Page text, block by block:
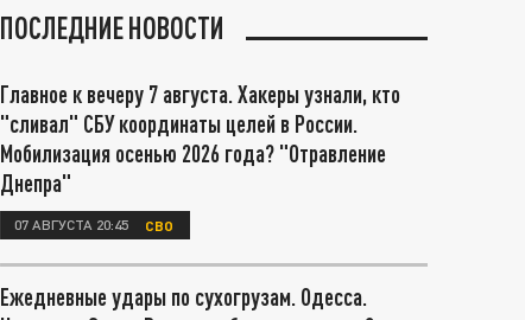
ПОСЛЕДНИЕ НОВОСТИ
Главное к вечеру 7 августа. Хакеры узнали, кто
"сливал" СБУ координаты целей в России.
Мобилизация осенью 2026 года? "Отравление
Днепра"
07 АВГУСТА 20:45 СВО
Ежедневные удары по сухогрузам. Одесса.